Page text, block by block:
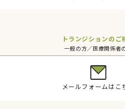
トランジションのご
一般の方／医療関係者
メールフォームはこ